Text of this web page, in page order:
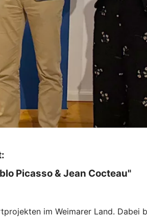
Picasso & Jean Cocteau"
im Weimarer Land. Dabei